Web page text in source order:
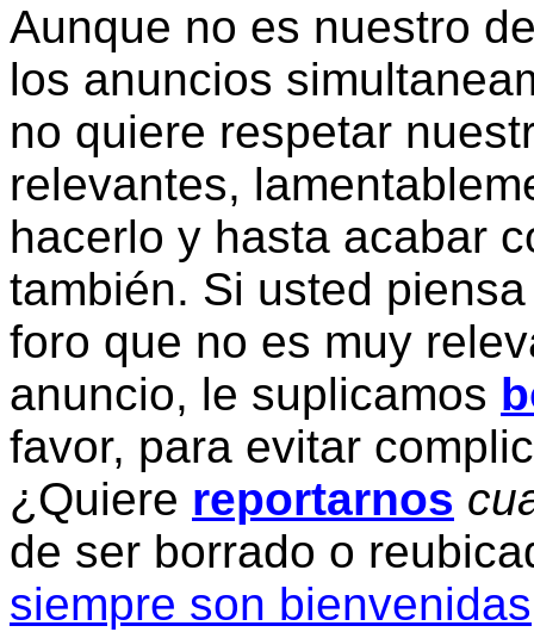
Aunque no es nuestro
los anuncios
no quiere respetar
relevantes,
hacerlo y hasta acabar
también. Si usted
foro que no es muy
anuncio, le suplicamos
favor, para evitar
¿Quiere reportarnos
de ser borrado o
siempre son bienvenidas